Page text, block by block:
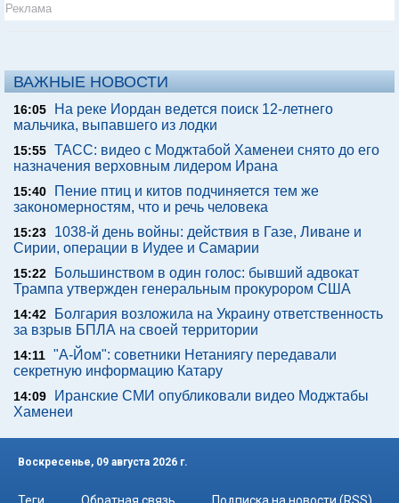
Реклама
ВАЖНЫЕ НОВОСТИ
16:05
На реке Иордан ведется поиск 12-летнего
мальчика, выпавшего из лодки
15:55 ТАСС: видео с Моджтабой Хаменеи снято до его
назначения верховным лидером Ирана
15:40
Пение птиц и китов подчиняется тем же
закономерностям, что и речь человека
15:23
1038-й день войны: действия в Газе, Ливане и
Сирии, операции в Иудее и Самарии
15:22
Большинством в один голос: бывший адвокат
Трампа утвержден генеральным прокурором США
14:42
Болгария возложила на Украину ответственность
за взрыв БПЛА на своей территории
14:11 "А-Йом": советники Нетаниягу передавали
секретную информацию Катару
14:09
Иранские СМИ опубликовали видео Моджтабы
Хаменеи
Воскресенье, 09 августа 2026 г.